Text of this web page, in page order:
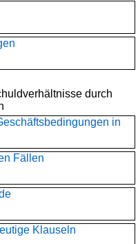
durch
in
Fällen
Klauseln